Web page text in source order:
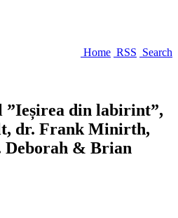
Home RSS Search
”Ieșirea din labirint”,
dr. Frank Minirth,
Deborah & Brian